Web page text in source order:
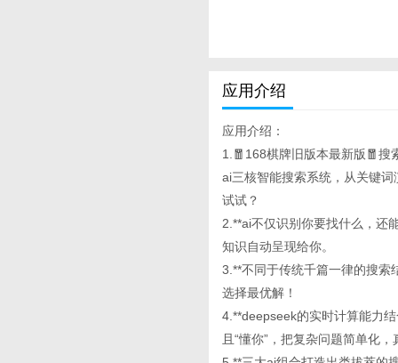
应用介绍
应用介绍：
1.🧧168棋牌旧版本最新版🧧搜
ai三核智能搜索系统，从关键
试试？
2.**ai不仅识别你要找什么，还
知识自动呈现给你。
3.**不同于传统千篇一律的搜索
选择最优解！
4.**deepseek的实时计算能力
且“懂你”，把复杂问题简单化